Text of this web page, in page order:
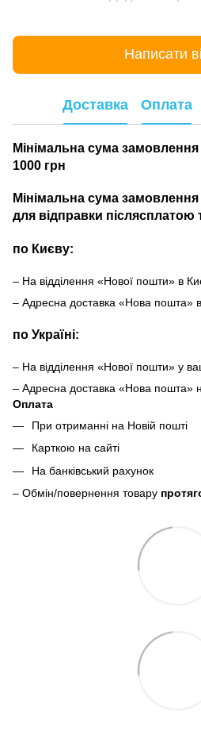
Написати
Доставка Оплата
Мінімальна сума
1000 грн
Мінімальна сума
для відправки
по Києву:
– На відділення «Нової пошти» в
– Адресна доставка «Нова пошта» в
по Україні:
– На відділення «Нової пошти» у
– Адресна доставка «Нова пошта»
Оплата
При отриманні на Новій пошті
Карткою на сайті
На банківський рахунок
– Обмін/повернення товару